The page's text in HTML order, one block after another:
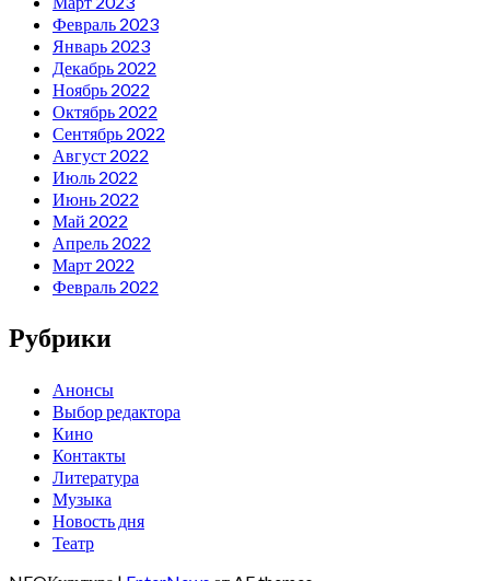
Февраль 2023
Январь 2023
Декабрь 2022
Ноябрь 2022
Октябрь 2022
Сентябрь 2022
Август 2022
Июль 2022
Июнь 2022
Май 2022
Апрель 2022
Март 2022
Февраль 2022
Рубрики
Анонсы
Выбор редактора
Кино
Контакты
Литература
Музыка
Новость дня
Театр